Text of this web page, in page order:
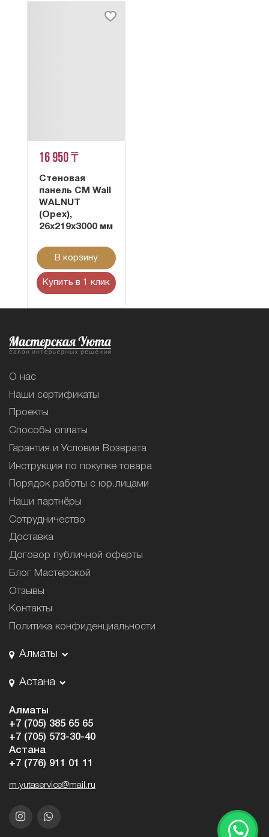
16 950 ₸
Стеновая
панель CM Wall
WALNUT
(Орех),
26x219x3000 мм
В корзину
Купить в 1 клик
О нас
Наши сертификаты
Проекты
Способы оплаты
Гарантия и Условия Возврата
Инструкция по покупке товара
Порядок работы с юр.лицами
Наши партнёры
Сотрудничество
Доставка
Договор публичной оферты
Блог Мастерской
Отзывы
Контакты
Политика конфиденциальности
Алматы
Астана
Алматы
+7 (705) 385 65 65
+7 (705) 573-30-40
Астана
+7 (776) 911 01 11
m.yutaservice@mail.ru